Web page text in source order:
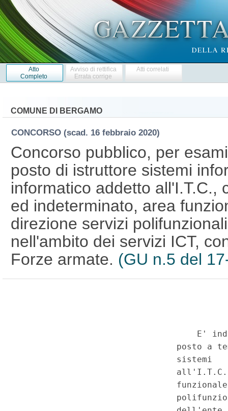
Atto
Completo
Avviso di rettifica
Errata corrige
Atti correlati
COMUNE DI BERGAMO
CONCORSO (scad. 16 febbraio 2020)
Concorso pubblico, per
posto di istruttore sistemi
informatico addetto all'I.T.C.,
ed indeterminato, area
direzione servizi
nell'ambito dei servizi ICT,
Forze armate. (GU n.5 del